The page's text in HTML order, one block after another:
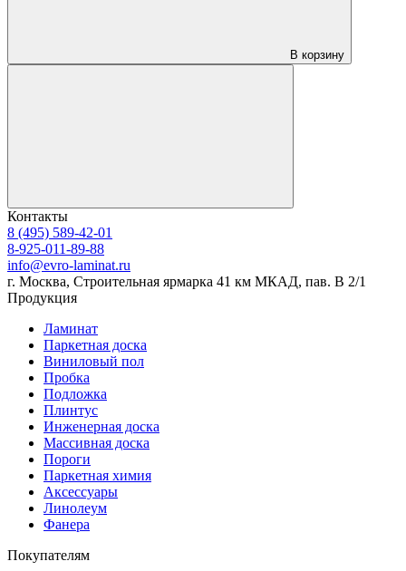
В корзину
Контакты
8 (495) 589-42-01
8-925-011-89-88
info@evro-laminat.ru
г. Москва, Строительная ярмарка 41 км МКАД, пав. В 2/1
Продукция
Ламинат
Паркетная доска
Виниловый пол
Пробка
Подложка
Плинтус
Инженерная доска
Массивная доска
Пороги
Паркетная химия
Аксессуары
Линолеум
Фанера
Покупателям